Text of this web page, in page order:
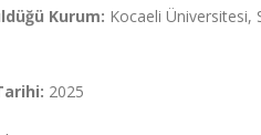
Kurum: Kocaeli Üniversitesi,
2025